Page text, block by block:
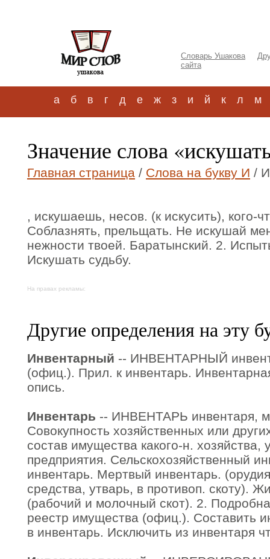
Словарь Ушакова
сайта
а б в г д е ж з и й к л м
Значение слова
Главная страница / Слова на букву И /
, искушаешь, несов. (к искусить), кого-
Соблазнять, прельщать. Не искушай
нежности твоей. Баратынский. 2.
Искушать судьбу.
На правах рекламы:
Другие определения на эту
Инвентарный -- ИНВЕНТАРНЫЙ
(офиц.). Прил. к инвентарь.
опись.
Инвентарь -- ИНВЕНТАРЬ инвентаря,
Совокупность хозяйственных или
состав имущества какого-н. хозяйства,
предприятия. Сельскохозяйственный
инвентарь. Мертвый инвентарь.
средства, утварь, в противоп. скоту).
(рабочий и молочный скот). 2.
реестр имущества (офиц.). Составить
в инвентарь. Исключить из инвентаря